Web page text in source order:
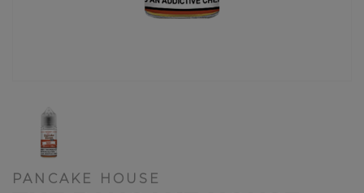
PANCAKE HOUSE